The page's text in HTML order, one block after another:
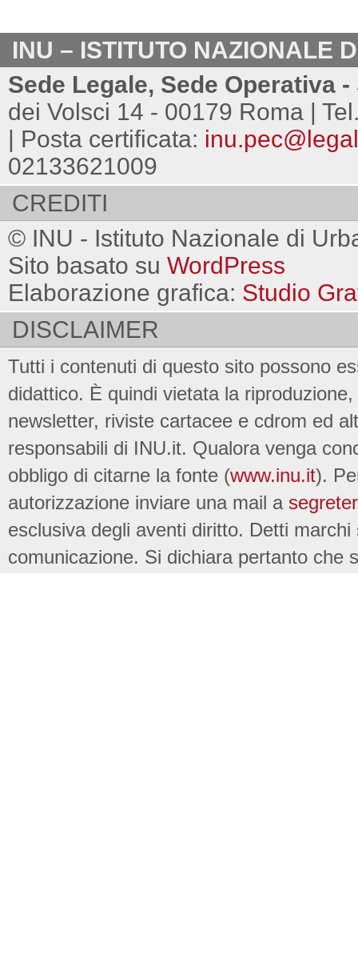
INU – ISTITUTO NAZIONALE
Sede Legale, Sede Operativa
dei Volsci 14 - 00179 Roma |
| Posta certificata:
02133621009
CREDITI
© INU - Istituto Nazionale di
Sito basato su WordPress
Elaborazione grafica: Studio
DISCLAIMER
Tutti i contenuti di questo sito possono
didattico. È quindi vietata la
newsletter, riviste cartacee e cdrom ed
responsabili di INU.it. Qualora venga
obbligo di citarne la fonte (www.inu.it).
autorizzazione inviare una mail a
esclusiva degli aventi diritto. Detti
comunicazione. Si dichiara pertanto che